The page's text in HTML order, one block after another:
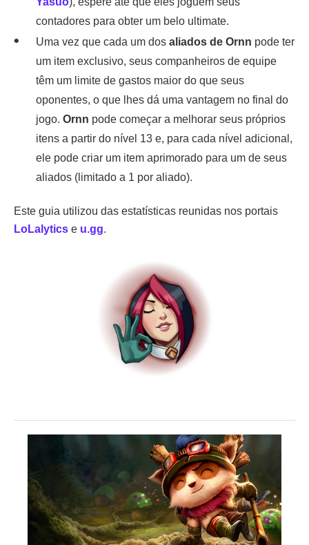
contadores para obter um belo ultimate.
Uma vez que cada um dos aliados de Ornn pode ter
um item exclusivo, seus companheiros de equipe
têm um limite de gastos maior do que seus
oponentes, o que lhes dá uma vantagem no final do
jogo. Ornn pode começar a melhorar seus próprios
itens a partir do nível 13 e, para cada nível adicional,
ele pode criar um item aprimorado para um de seus
aliados (limitado a 1 por aliado).
Este guia utilizou das estatísticas reunidas nos portais
LoLalytics e u.gg.